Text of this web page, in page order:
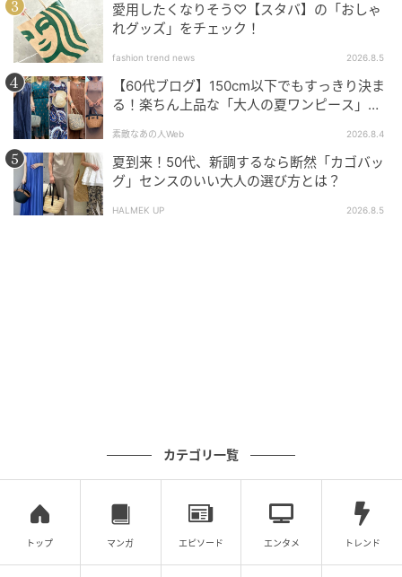
素材の略号：K＝金、YG＝イエローゴールド、PG＝ピ
ンクゴールド、WG＝ホワイトゴールド、RG＝ローズ
ゴールド、Pt＝プラチナ、DIA＝ダイヤモンド
※記事の内容はsweet2026年4月号のものになります。
※画像・文章の無断転載はご遠慮ください。
元記事で読む
次の記事
愛用したくなりそう♡【スタバ】の「おしゃ
れグッズ」をチェック！
fashion trend news 2026.8.5
【60代ブログ】150cm以下でもすっきり決ま
る！楽ちん上品な「大人の夏ワンピース」コ
素敵なあの人Web 2026.8.4
夏到来！50代、新調するなら断然「カゴバッ
グ」センスのいい大人の選び方とは？
HALMEK UP 2026.8.5
カテゴリ一覧
トップ マンガ エピソード エンタメ トレンド